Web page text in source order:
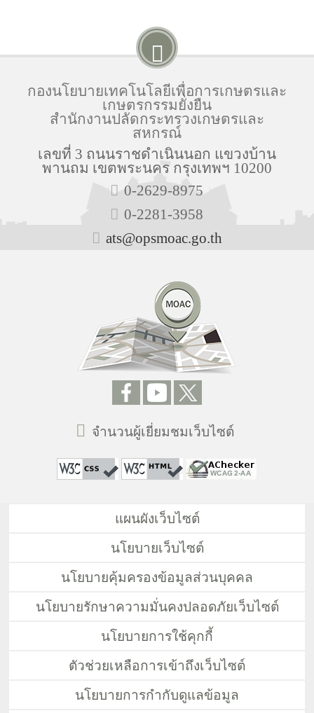
กองนโยบายเทคโนโลยีเพื่อการเกษตรและ
เกษตรกรรมยั่งยืน
สำนักงานปลัดกระทรวงเกษตรและ
สหกรณ์
เลขที่ 3 ถนนราชดำเนินนอก แขวงบ้าน
พานถม เขตพระนคร กรุงเทพฯ 10200
0-2629-8975
0-2281-3958
ats@opsmoac.go.th
จำนวนผู้เยี่ยมชมเว็บไซต์
แผนผังเว็บไซต์
นโยบายเว็บไซต์
นโยบายคุ้มครองข้อมูลส่วนบุคคล
นโยบายรักษาความมั่นคงปลอดภัยเว็บไซต์
นโยบายการใช้คุกกี้
ตัวช่วยเหลือการเข้าถึงเว็บไซต์
นโยบายการกำกับดูแลข้อมูล